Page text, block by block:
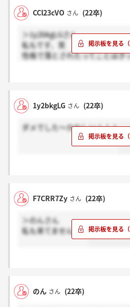
CCl23cVO さん (22卒)
＞1y2bkgLGさん
私もです、笑
性格で落とされたってことはき
1y2bkgLG さん (22卒)
ダメでした～かなしい！！！
F7CRR7Zy さん (22卒)
＞のんさん
私も来てません…泣
のん さん (22卒)